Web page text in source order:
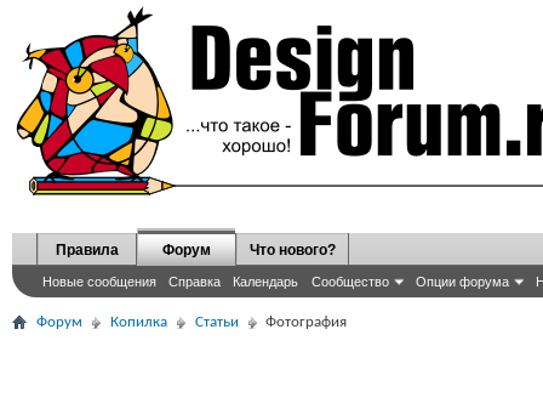
Правила Форум
Новые сообщения Справка Календарь Сообщество Опции форума
Что нового?
Форум Копилка Статьи Фотография